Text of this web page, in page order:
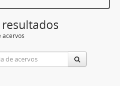
acervos